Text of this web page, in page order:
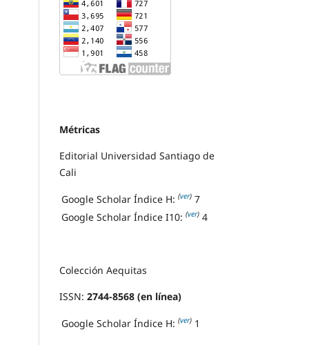
Métricas
Editorial Universidad Santiago de
Cali
Google Scholar Índice H: (ver) 7
Google Scholar Índice I10: (ver) 4
Colección Aequitas
ISSN: 2744-8568 (en línea)
Google Scholar Índice H: (ver) 1